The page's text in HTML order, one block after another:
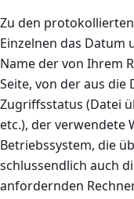
Zu den
Einzelnen das
Name der von Ihrem
Seite, von der aus
Zugriffsstatus (Datei
etc.), der verwendete
Betriebssystem, die
schlussendlich auch
anfordernden